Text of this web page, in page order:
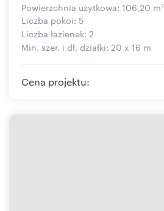
Powierzchnia użytkowa: 106,20 m2
Liczba pokoi: 5
Liczba łazienek: 2
Min. szer. i dł. działki: 20 x 16 m
Cena projektu: